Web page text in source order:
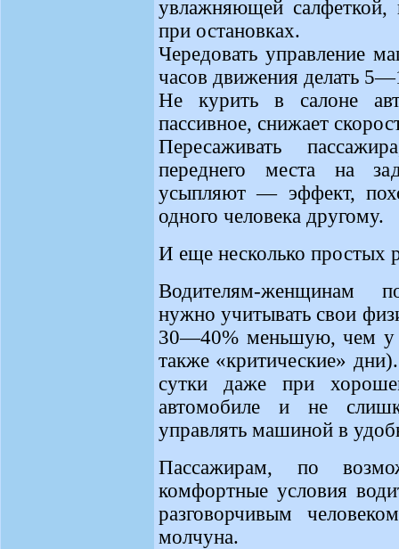
увлажняющей салфеткой,
при остановках.
Чередовать управление
часов движения делать
Не курить в салоне
пассивное, снижает
Пересаживать
переднего места на
усыпляют — эффект,
одного человека другому.
И еще несколько простых
Водителям-женщинам
нужно учитывать свои
30—40% меньшую, чем
также «критические»
сутки даже при
автомобиле и не
управлять машиной в
Пассажирам, по
комфортные условия
разговорчивым
молчуна.